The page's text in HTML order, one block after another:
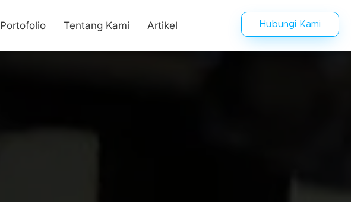
Portofolio Tentang Kami Artikel Hubungi Kami